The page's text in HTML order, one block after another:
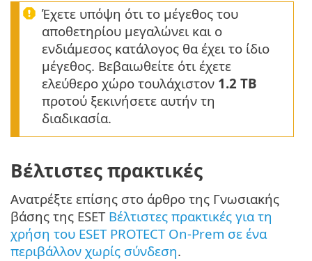
Έχετε υπόψη ότι το μέγεθος του
αποθετηρίου μεγαλώνει και ο
ενδιάμεσος κατάλογος θα έχει το ίδιο
μέγεθος. Βεβαιωθείτε ότι έχετε
ελεύθερο χώρο τουλάχιστον 1.2 TB
προτού ξεκινήσετε αυτήν τη
διαδικασία.
Βέλτιστες πρακτικές
Ανατρέξτε επίσης στο άρθρο της Γνωσιακής
βάσης της ESET Βέλτιστες πρακτικές για τη
χρήση του ESET PROTECT On-Prem σε ένα
περιβάλλον χωρίς σύνδεση.